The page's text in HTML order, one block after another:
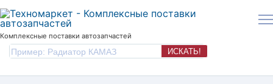
Комплексные поставки автозапчастей
ИСКАТЬ!